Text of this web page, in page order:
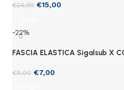
€24,99 €15,00
-22%
FASCIA ELASTICA Sigalsub X
€9,00 €7,00